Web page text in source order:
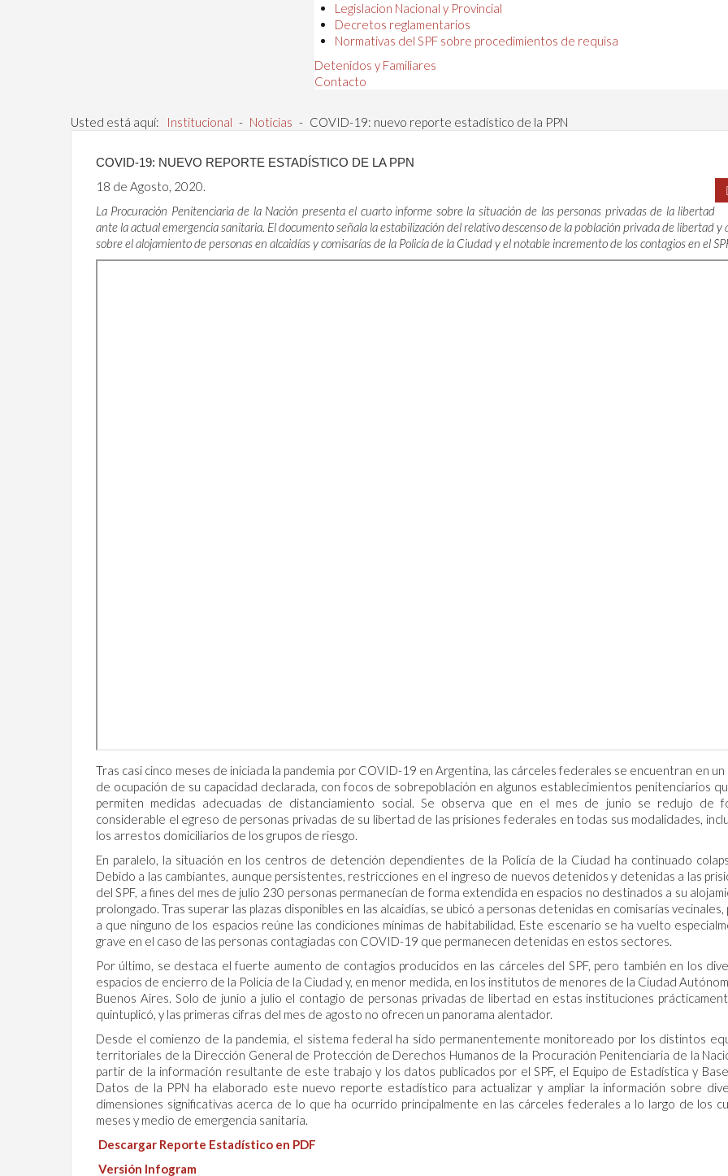
Legislacion Nacional y Provincial
Decretos reglamentarios
Normativas del SPF sobre procedimientos de requisa
Detenidos y Familiares
Contacto
Usted está aquí: Institucional - Noticias - COVID-19: nuevo reporte estadístico de la PPN
COVID-19: NUEVO REPORTE ESTADÍSTICO DE LA PPN
18 de Agosto, 2020.
La Procuración Penitenciaria de la Nación presenta el cuarto informe sobre la situación de las personas privadas de la libertad
ante la actual emergencia sanitaria. El documento señala la estabilización del relativo descenso de la población privada de libertad y
sobre el alojamiento de personas en alcaidías y comisarías de la Policía de la Ciudad y el notable incremento de los contagios en el
Tras casi cinco meses de iniciada la pandemia por COVID-19 en Argentina, las cárceles federales se encuentran en
de ocupación de su capacidad declarada, con focos de sobrepoblación en algunos establecimientos penitenciarios
permiten medidas adecuadas de distanciamiento social. Se observa que en el mes de junio se redujo de
considerable el egreso de personas privadas de su libertad de las prisiones federales en todas sus modalidades,
los arrestos domiciliarios de los grupos de riesgo.
En paralelo, la situación en los centros de detención dependientes de la Policía de la Ciudad ha continuado
Debido a las cambiantes, aunque persistentes, restricciones en el ingreso de nuevos detenidos y detenidas a las
del SPF, a fines del mes de julio 230 personas permanecían de forma extendida en espacios no destinados a su
prolongado. Tras superar las plazas disponibles en las alcaidías, se ubicó a personas detenidas en comisarías vecinales,
a que ninguno de los espacios reúne las condiciones mínimas de habitabilidad. Este escenario se ha vuelto
grave en el caso de las personas contagiadas con COVID-19 que permanecen detenidas en estos sectores.
Por último, se destaca el fuerte aumento de contagios producidos en las cárceles del SPF, pero también en los
espacios de encierro de la Policía de la Ciudad y, en menor medida, en los institutos de menores de la Ciudad
Buenos Aires. Solo de junio a julio el contagio de personas privadas de libertad en estas instituciones
quintuplicó, y las primeras cifras del mes de agosto no ofrecen un panorama alentador.
Desde el comienzo de la pandemia, el sistema federal ha sido permanentemente monitoreado por los distintos
territoriales de la Dirección General de Protección de Derechos Humanos de la Procuración Penitenciaria de la
partir de la información resultante de este trabajo y los datos publicados por el SPF, el Equipo de Estadística y
Datos de la PPN ha elaborado este nuevo reporte estadístico para actualizar y ampliar la información sobre
dimensiones significativas acerca de lo que ha ocurrido principalmente en las cárceles federales a lo largo de los
meses y medio de emergencia sanitaria.
Descargar Reporte Estadístico en PDF
Versión Infogram